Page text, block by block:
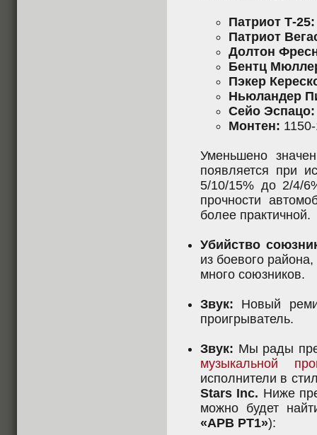
Патриот Т-25:
Патриот
Долтон
Бентц
Пэкер
Ньюландер
Сейо Эспацо:
Монтен:
Уменьшено
появляется при
5/10/15% до 2/4/
прочности
более практичной.
Убийство
из боевого
много союзников.
Звук: Новый
проигрыватель.
Звук: Мы рады
музыкальной
исполнители в
Stars Inc. Ниже
можно будет
«APB PT1»):